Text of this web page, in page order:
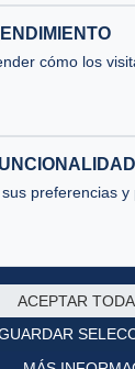
50018
cómo los
preferencias y
ACEPTAR